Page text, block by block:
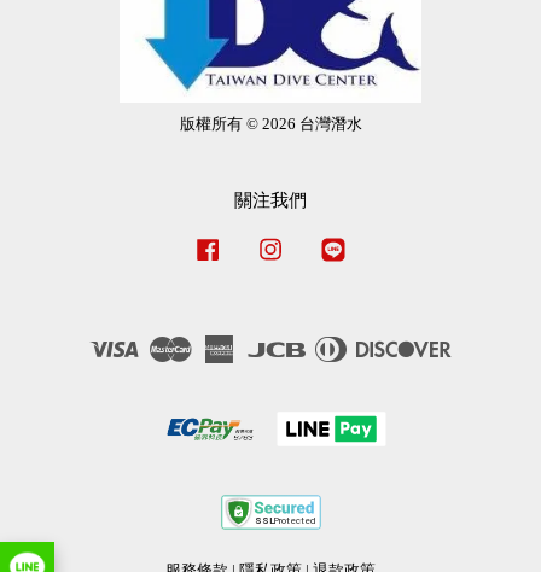
版權所有 © 2026 台灣潛水
關注我們
Facebook Instagram
Visa Master
American
JCB
Diners